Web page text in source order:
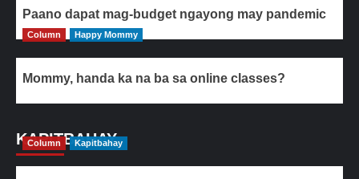
Paano dapat mag-budget ngayong may pandemic
Column Happy Mommy
Mommy, handa ka na ba sa online classes?
KAPITBAHAY
Column Kapitbahay